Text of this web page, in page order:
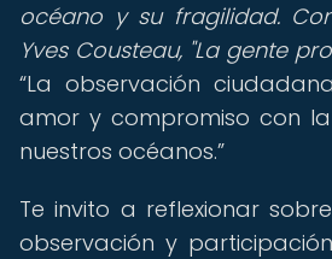
océano y su fragilidad.
Yves Cousteau, "La gente
La observación
amor y compromiso con
nuestros océanos.
Te invito a reflexionar
observación y